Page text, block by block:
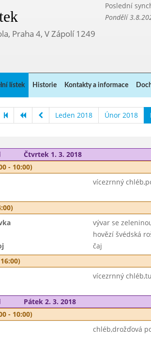
Poslední
Pondělí
Praha 4, V Zápolí 1249
lístek Historie Kontakty a informace
Leden 2018 Únor 2018
Čtvrtek 1. 3. 2018
- 10:00)
vícezrnný
vývar se
hovězí švédská
čaj
vícezrnný
Pátek 2. 3. 2018
- 10:00)
chléb,drožďová